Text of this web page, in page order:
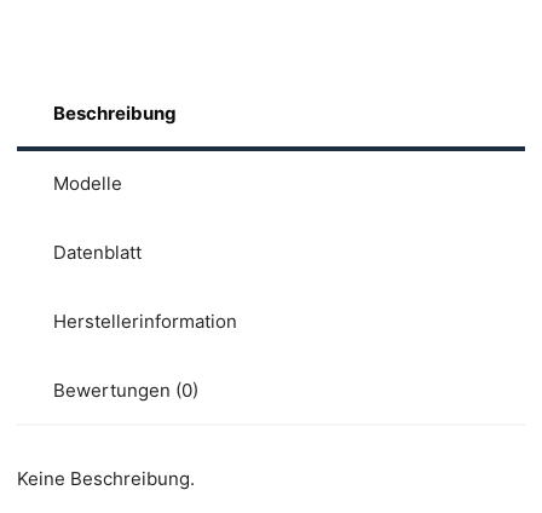
Beschreibung
Modelle
Datenblatt
Herstellerinformation
Bewertungen (0)
Keine Beschreibung.